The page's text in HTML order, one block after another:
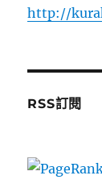
http://
RSS訂閱